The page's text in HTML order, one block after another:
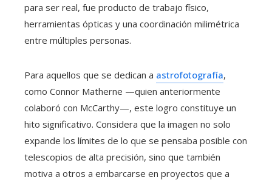
para ser real, fue producto de trabajo físico,
herramientas ópticas y una coordinación milimétrica
entre múltiples personas.
Para aquellos que se dedican a astrofotografía,
como Connor Matherne —quien anteriormente
colaboró con McCarthy—, este logro constituye un
hito significativo. Considera que la imagen no solo
expande los límites de lo que se pensaba posible con
telescopios de alta precisión, sino que también
motiva a otros a embarcarse en proyectos que a